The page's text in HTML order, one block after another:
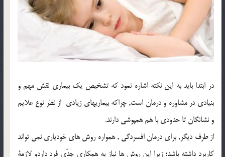
در ابتدا بايد به اين نکته اشاره نمود که تشخيص يك بيماري نقش مهم و
بنيادي در مشاوره و درمان است, چراکه بيماريهاي زيادي از نظر نوع علايم
و نشانگان تا حدودی با هم همپوشي دارند.
از طرف ديگر, براي درمان افسردگي , همواره روش هاي خودياري نمي تواند
كاربرد داشته باشد؛ زيرا اين روش ها نياز به همكاري جدّي فرد داردو لازمة